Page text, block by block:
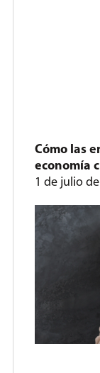
Cómo las
economía
1 de julio